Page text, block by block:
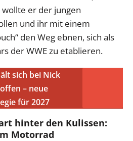
er der jungen
und ihr mit einem
den Weg ebnen, sich als
der WWE zu etablieren.
sich bei Nick
– neue
für 2027
hinter den Kulissen:
Motorrad